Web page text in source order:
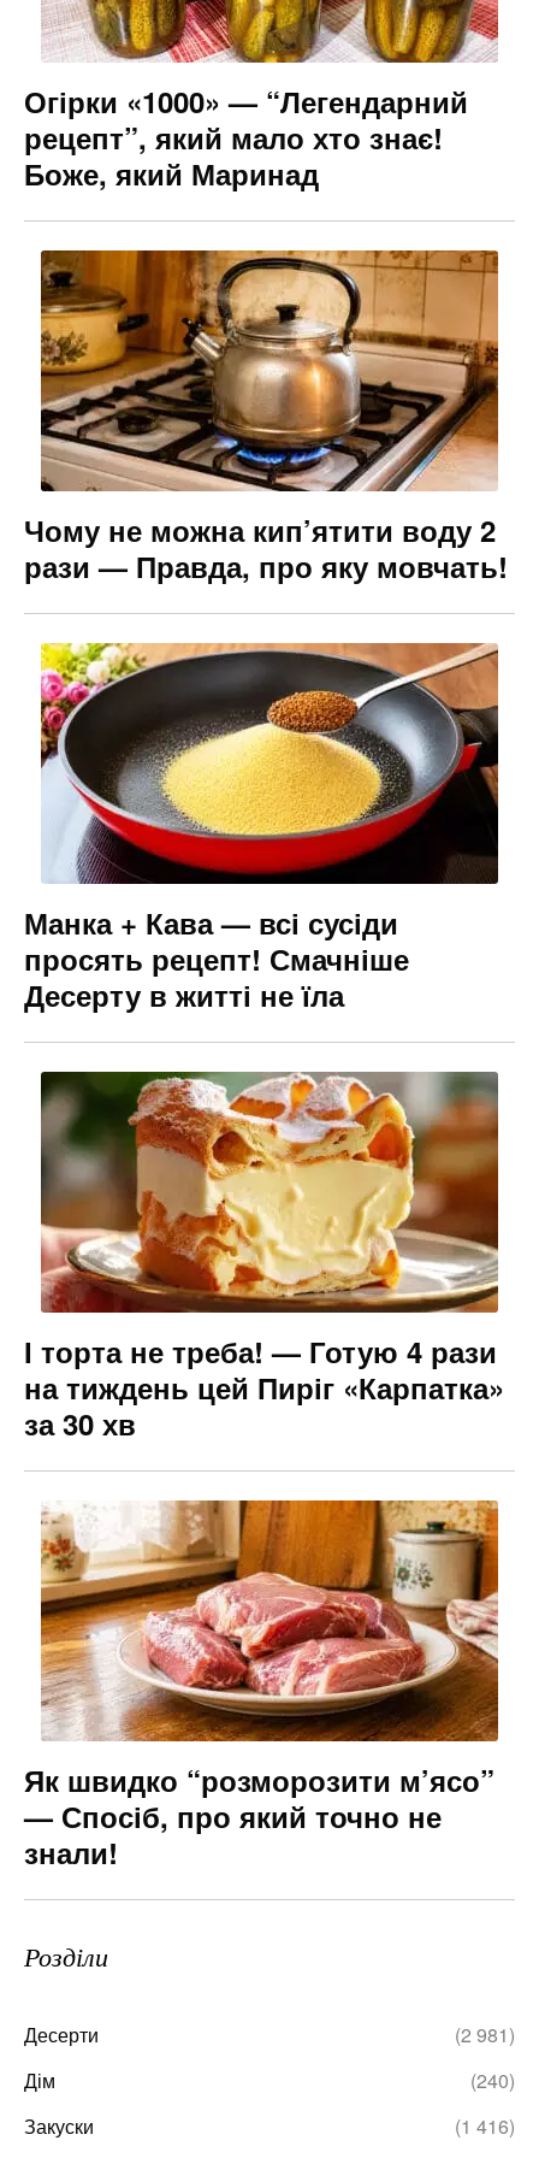
Огірки «1000» — “Легендарний
рецепт”, який мало хто знає!
Боже, який Маринад
Чому не можна кип’ятити воду 2
рази — Правда, про яку мовчать!
Манка + Кава — всі сусіди
просять рецепт! Смачніше
Десерту в житті не їла
І торта не треба! — Готую 4 рази
на тиждень цей Пиріг «Карпатка»
за 30 хв
Як швидко “розморозити м’ясо”
— Спосіб, про який точно не
знали!
Розділи
Десерти
(2 981)
Дім
(240)
Закуски
(1 416)